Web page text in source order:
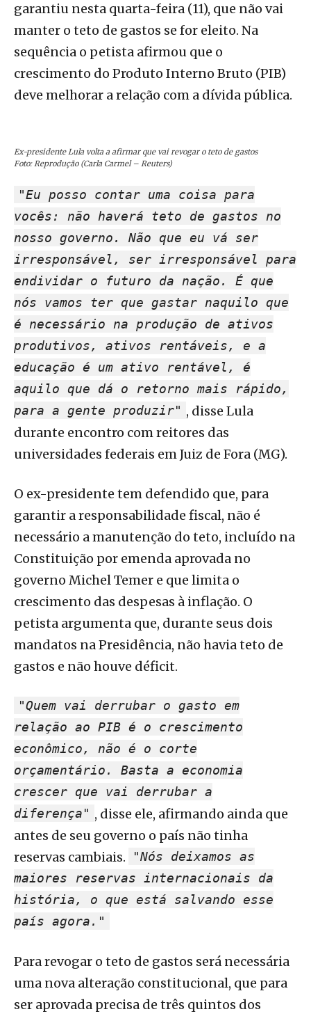
garantiu nesta quarta-feira (11), que não vai
manter o teto de gastos se for eleito. Na
sequência o petista afirmou que o
crescimento do Produto Interno Bruto (PIB)
deve melhorar a relação com a dívida pública.
Ex-presidente Lula volta a afirmar que vai revogar o teto de gastos
Foto: Reprodução (Carla Carmel – Reuters)
"Eu posso contar uma coisa para
vocês: não haverá teto de gastos no
nosso governo. Não que eu vá ser
irresponsável, ser irresponsável para
endividar o futuro da nação. É que
nós vamos ter que gastar naquilo que
é necessário na produção de ativos
produtivos, ativos rentáveis, e a
educação é um ativo rentável, é
aquilo que dá o retorno mais rápido,
para a gente produzir" , disse Lula
durante encontro com reitores das
universidades federais em Juiz de Fora (MG).
O ex-presidente tem defendido que, para
garantir a responsabilidade fiscal, não é
necessário a manutenção do teto, incluído na
Constituição por emenda aprovada no
governo Michel Temer e que limita o
crescimento das despesas à inflação. O
petista argumenta que, durante seus dois
mandatos na Presidência, não havia teto de
gastos e não houve déficit.
"Quem vai derrubar o gasto em
relação ao PIB é o crescimento
econômico, não é o corte
orçamentário. Basta a economia
crescer que vai derrubar a
diferença" , disse ele, afirmando ainda que
antes de seu governo o país não tinha
reservas cambiais.
"Nós deixamos as
maiores reservas internacionais da
história, o que está salvando esse
país agora."
Para revogar o teto de gastos será necessária
uma nova alteração constitucional, que para
ser aprovada precisa de três quintos dos